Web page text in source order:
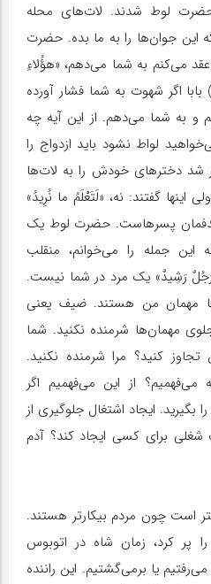
حضرت لوط شدند. لات‌های محله
این جوان‌ها را به ما بده. حضرت
می‌کنم به شما می‌دهم، «هؤُلاءِ
بَناتِی‏ هُنَ‏ أَطْهَرُ لَکُمْ» (هود/۷۸) بابا اگر شهوت به شما فشار آورده
و به شما می‌دهم. از این آیه چه
لواط نشود باید ازدواج را
دخترهای خودش را به لات‌ها
اینها گفتند: نه، «لَتَعْلَمُ ما نُرِیدُ»
ما هدفمان پسرهاست. حضرت لوط یک
جمله را می‌خوانم، منقلب
رَشِیدٌ» یک مرد در شما نیست.
مهمان من هستند. ضیف یعنی
مهمان‌ها شرمنده نکنید. شما
کنید؟ مرا شرمنده نکنید.
از این می‌فهمیم اگر
ایجاد اشتغال جلوگیری از
برای کسی ایجاد کند؟ آدم
است چون مردم بیکارتر هستند.
را پر کرد، زمان شاه در اتوبوس
یا برمی‌گشتیم. این راننده